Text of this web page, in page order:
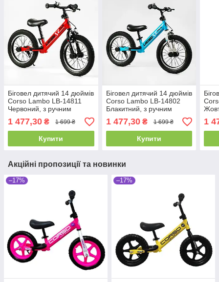
Біговел дитячий 14 дюймів
Corso Lambo LB-14811
Червоний, з ручним
гальмом, надувними
колесами, велобіг
1 477,30 ₴ 1 699 ₴
Купити
Біговел дитячий 14 дюймів
Corso Lambo LB-14802
Блакитний, з ручним
гальмом, надувними
колесами, велобіг
1 477,30₴ 1 699 ₴
Купити
1
Акційні пропозиції та новинки
–17% –17%